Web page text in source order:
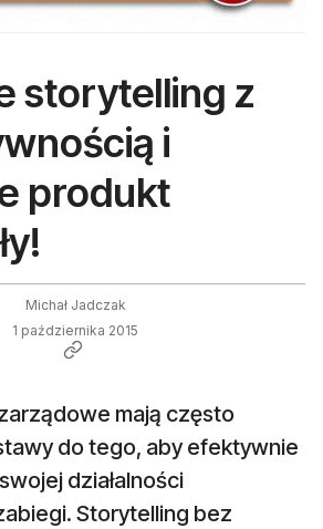
storytelling z
i
produkt
Michał Jadczak
1 października 2015
mają często
do tego, aby efektywnie
działalności
Storytelling bez